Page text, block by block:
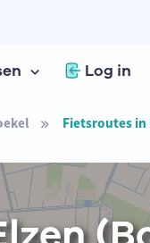
Log in
Fietsroutes in